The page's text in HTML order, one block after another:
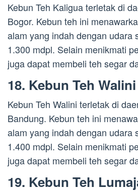
Kebun Teh Kaligua terletak di
Bogor. Kebun teh ini
alam yang indah dengan udara
1.300 mdpl. Selain menikmati
juga dapat membeli teh segar
18. Kebun Teh Walini
Kebun Teh Walini terletak di
Bandung. Kebun teh ini
alam yang indah dengan udara
1.400 mdpl. Selain menikmati
juga dapat membeli teh segar
19. Kebun Teh